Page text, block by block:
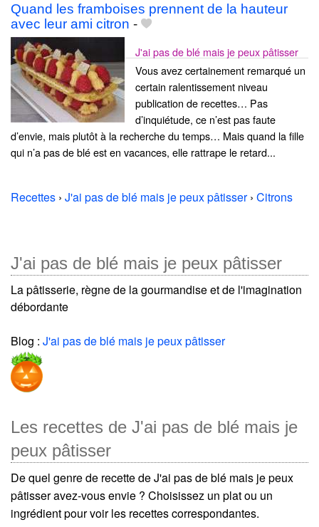
Quand les framboises prennent de la hauteur
avec leur ami citron -
J'ai pas de blé mais je peux pâtisser
Vous avez certainement remarqué un
certain ralentissement niveau
publication de recettes… Pas
d’inquiétude, ce n’est pas faute
d’envie, mais plutôt à la recherche du temps… Mais quand la fille
qui n’a pas de blé est en vacances, elle rattrape le retard...
Recettes › J'ai pas de blé mais je peux pâtisser› Citrons
J'ai pas de blé mais je peux pâtisser
La pâtisserie, règne de la gourmandise et de l'imagination
débordante
Blog : J'ai pas de blé mais je peux pâtisser
Les recettes de J'ai pas de blé mais je
peux pâtisser
De quel genre de recette de J'ai pas de blé mais je peux
pâtisser avez-vous envie ? Choisissez un plat ou un
ingrédient pour voir les recettes correspondantes.